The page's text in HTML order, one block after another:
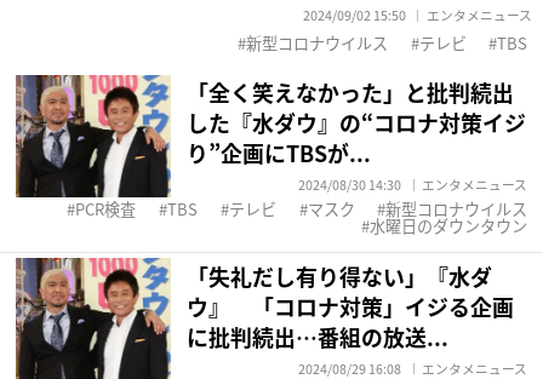
2024/09/02 15:50 エンタメニュース
新型コロナウイルス テレビ TBS
「全く笑えなかった」と批判続出
した『水ダウ』の“コロナ対策イジ
り”企画にTBSが...
2024/08/30 14:30 エンタメニュース
PCR検査 TBS テレビ マスク 新型コロナウイルス
水曜日のダウンタウン
「失礼だし有り得ない」『水ダ
ウ』 「コロナ対策」イジる企画
に批判続出…番組の放送...
2024/08/29 16:08 エンタメニュース